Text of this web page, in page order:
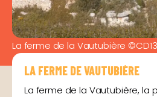
La ferme de la Vautubière ©CD13
LA FERME DE VAUTUBIÈRE
La ferme de la Vautubière, la